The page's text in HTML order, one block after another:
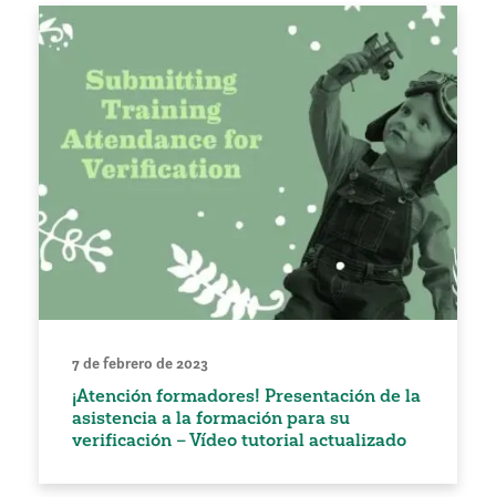
7 de febrero de 2023
¡Atención formadores! Presentación de la
asistencia a la formación para su
verificación – Vídeo tutorial actualizado